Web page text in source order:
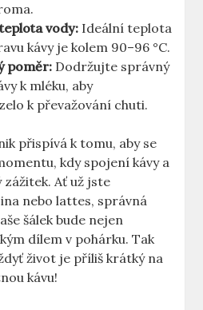
vody: Ideální teplota
kávy je kolem 90–96 °C.
poměr: Dodržujte správný
k mléku, aby
k převažování chuti.
přispívá k tomu, aby se
kdy spojení kávy a
zážitek. Ať už jste
nebo lattes, správná
šálek bude nejen
dílem v pohárku. Tak
život je příliš krátký na
kávu!